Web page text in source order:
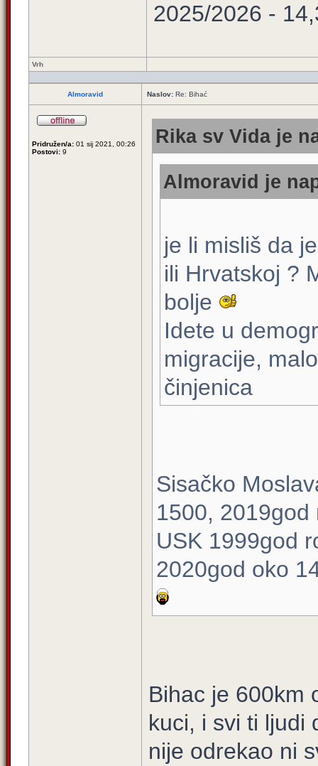
2025/2026 -
Vrh
Almoravid Naslov: Re: Bihać
Pridružen/a: 01 sij 2021, 00:26
Postovi: 9
Rika sv Vida je
Almoravid je
je li misliš da
ili Hrvatskoj ?
bolje
Idete u
migracije,
činjenica
Sisačko
1500,
USK 1999god
2020god oko
Bihac je 600km
kuci, i svi ti ljudi
nije odrekao ni